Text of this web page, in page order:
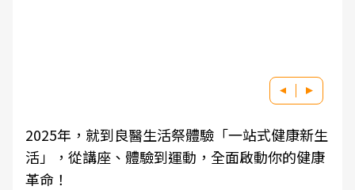
2025年，就到良醫生活祭體驗「一站式健康新生
活」，從講座、體驗到運動，全面啟動你的健康
革命！